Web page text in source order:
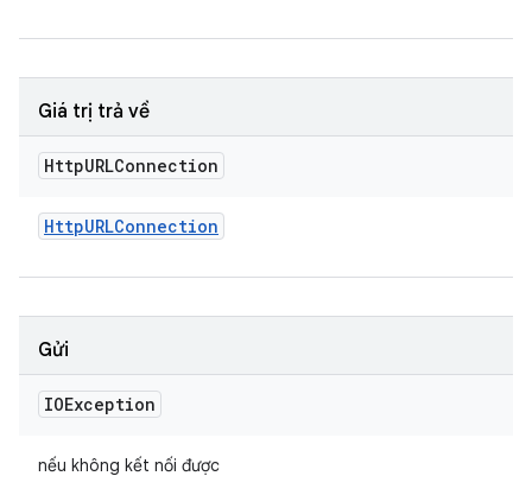
Giá trị trả về
HttpURLConnection
HttpURLConnection
Gửi
IOException
nếu không kết nối được